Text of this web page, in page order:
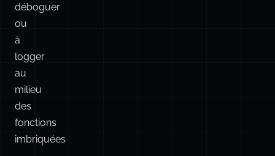
déboguer
ou
à
logger
au
milieu
des
fonctions
imbriquées